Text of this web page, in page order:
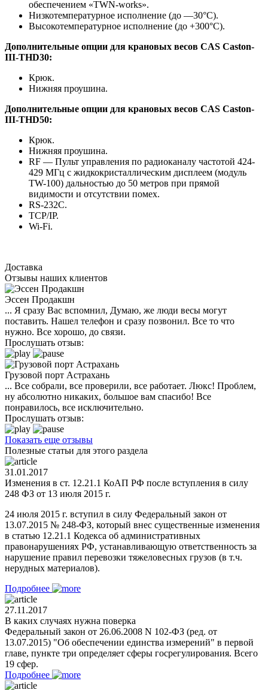
обеспечением «TWN-works».
Низкотемпературное исполнение (до —30°С).
Высокотемпературное исполнение (до +300°С).
Дополнительные опции для крановых весов CAS Caston-
III-THD30:
Крюк.
Нижняя проушина.
Дополнительные опции для крановых весов CAS Caston-
III-THD50:
Крюк.
Нижняя проушина.
RF — Пульт управления по радиоканалу частотой 424-
429 МГц с жидкокристаллическим дисплеем (модуль
TW-100) дальностью до 50 метров при прямой
видимости и отсутствии помех.
RS-232C.
TCP/IP.
Wi-Fi.
Доставка
Отзывы наших клиентов
Эссен Продакшн
... Я сразу Вас вспомнил, Думаю, же люди весы могут
поставить. Нашел телефон и сразу позвонил. Все то что
нужно. Все хорошо, до связи.
Прослушать отзыв:
Грузовой порт Астрахань
... Все собрали, все проверили, все работает. Люкс! Проблем,
ну абсолютно никаких, большое вам спасибо! Все
понравилось, все исключительно.
Прослушать отзыв:
Показать еще отзывы
Полезные статьи для этого раздела
31.01.2017
Изменения в ст. 12.21.1 КоАП РФ после вступления в силу
248 ФЗ от 13 июля 2015 г.
24 июля 2015 г. вступил в силу Федеральный закон от
13.07.2015 № 248-ФЗ, который внес существенные изменения
в статью 12.21.1 Кодекса об административных
правонарушениях РФ, устанавливающую ответственность за
нарушение правил перевозки тяжеловесных грузов (в т.ч.
нерудных материалов).
Подробнее
27.11.2017
В каких случаях нужна поверка
Федеральный закон от 26.06.2008 N 102-ФЗ (ред. от
13.07.2015) "Об обеспечении единства измерений" в первой
главе, пункте три определяет сферы госрегулирования. Всего
19 сфер.
Подробнее